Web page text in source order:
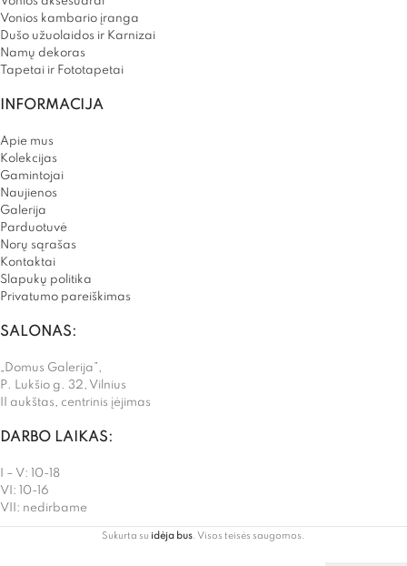
Vonios kambario įranga
Dušo užuolaidos ir Karnizai
Namų dekoras
Tapetai ir Fototapetai
INFORMACIJA
Apie mus
Kolekcijas
Gamintojai
Naujienos
Galerija
Parduotuvė
Norų sąrašas
Kontaktai
Slapukų politika
Privatumo pareiškimas
SALONAS:
„Domus Galerija”,
P. Lukšio g. 32, Vilnius
II aukštas, centrinis įėjimas
DARBO LAIKAS:
I – V: 10-18
VI: 10-16
VII: nedirbame
Sukurta su idėja bus. Visos teisės saugomos.